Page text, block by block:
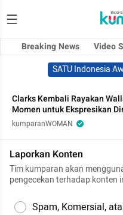
Breaking News Video
SATU Indonesia
Clarks Kembali Rayakan
Momen untuk Ekspresikan
kumparanWOMAN
Laporkan Konten
Tim kumparan akan
pengecekan terhadap konten
Spam, Komersial,